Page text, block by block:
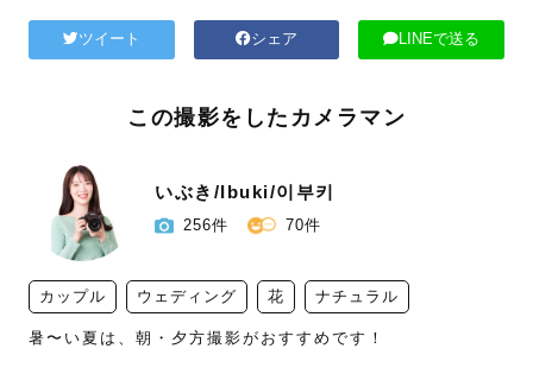
ツイート シェア LINEで送る
この撮影をしたカメラマン
いぶき/Ibuki/이부키
256件 70件
カップル ウェディング 花 ナチュラル
暑〜い夏は、朝・夕方撮影がおすすめです！